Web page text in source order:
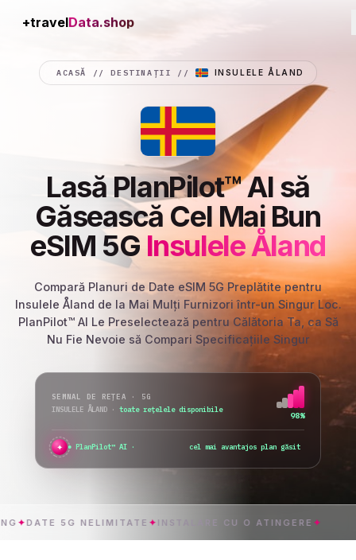
+travelConnection
ACASĂ //DESTINAȚII // INSULELE ÅLAND
Lasă PlanPilot™ AI să
Găsească Cel Mai Bun
eSIM 5G Insulele Åland
Compară Planuri de Date eSIM 5G Preplătite pentru
Insulele Åland de la Mai Mulți Furnizori într-un Singur Loc.
PlanPilot™ AI Le Preselectează pentru Călătoria Ta, ca Să
Nu Fie Nevoie să Compari Specificațiile Singur
SEMNAL DE REȚEA · 5G
INSULELE ÅLAND · toate rețelele disponibile
98%
✦ PlanPilot™ AI · verific activarea
5G NELIMITATE✦ INSTALARE CU O ATINGERE ✦